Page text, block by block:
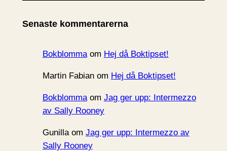
v
Senaste kommentarerna
Bokblommaom Hej då Boktipset!
Martin Fabianom Hej då Boktipset!
Bokblommaom Jag ger upp: Intermezzo
av Sally Rooney
Gunillaom Jag ger upp: Intermezzo av
Sally Rooney